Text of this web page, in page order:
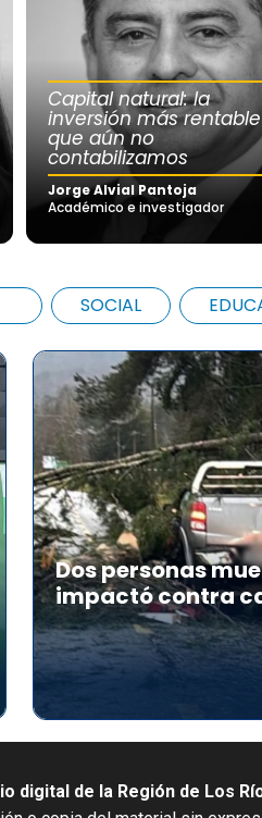
Capital natural: la
inversión más rentable
que aún no
contabilizamos
Jorge Alvial Pantoja
Académico e investigador
SOCIAL
Dos personas
impactó contra
digital de la Región de Los